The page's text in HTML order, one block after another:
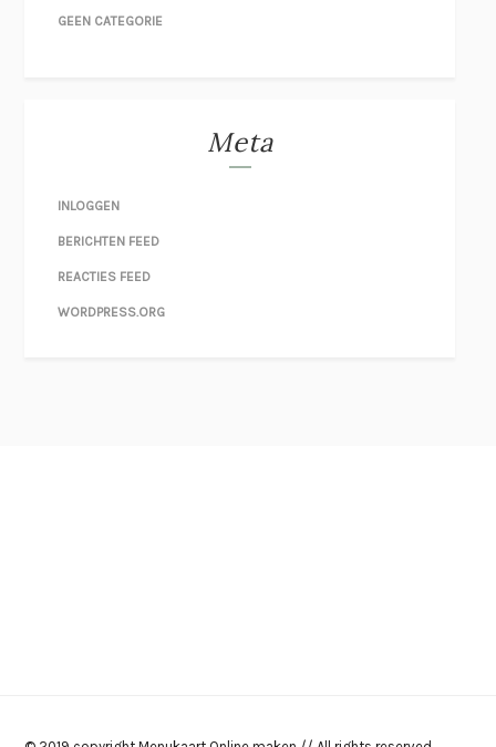
GEEN CATEGORIE
Meta
INLOGGEN
BERICHTEN FEED
REACTIES FEED
WORDPRESS.ORG